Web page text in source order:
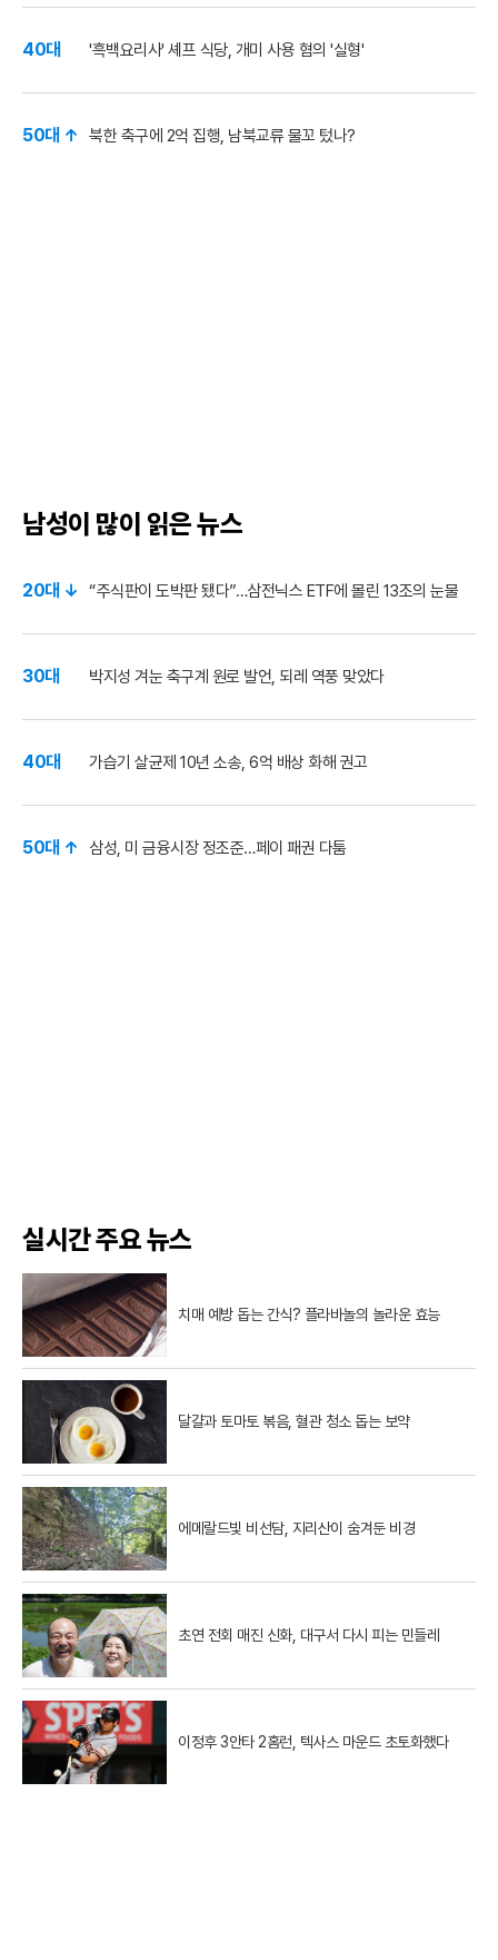
40대 '흑백요리사' 셰프 식당, 개미 사용 혐의 '실형'
50대 ↑ 북한 축구에 2억 집행, 남북교류 물꼬 텄나?
남성이 많이 읽은 뉴스
20대 ↓ “주식판이 도박판 됐다”…삼전닉스 ETF에 몰린 13조의 눈물
30대 박지성 겨눈 축구계 원로 발언, 되레 역풍 맞았다
40대 가습기 살균제 10년 소송, 6억 배상 화해 권고
50대 ↑ 삼성, 미 금융시장 정조준…페이 패권 다툼
실시간 주요 뉴스
치매 예방 돕는 간식? 플라바놀의 놀라운 효능
달걀과 토마토 볶음, 혈관 청소 돕는 보약
에메랄드빛 비선담, 지리산이 숨겨둔 비경
초연 전회 매진 신화, 대구서 다시 피는 민들레
이정후 3안타 2홈런, 텍사스 마운드 초토화했다